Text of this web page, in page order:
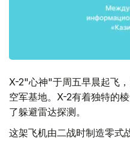
X-2"心神"于周五早晨起飞
空军基地。X-2有着独特的
了躲避雷达探测。
这架飞机由二战时制造零式